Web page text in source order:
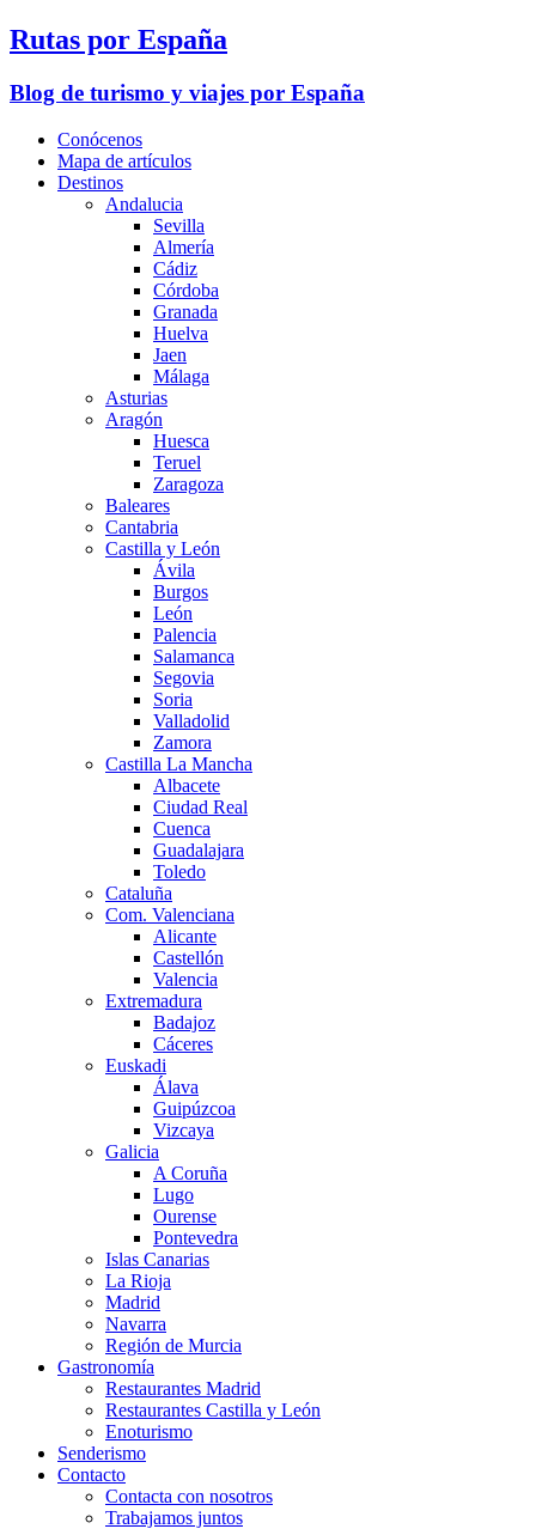
Rutas por España
Blog de turismo y viajes por España
Conócenos
Mapa de artículos
Destinos
Andalucia
Sevilla
Almería
Cádiz
Córdoba
Granada
Huelva
Jaen
Málaga
Asturias
Aragón
Huesca
Teruel
Zaragoza
Baleares
Cantabria
Castilla y León
Ávila
Burgos
León
Palencia
Salamanca
Segovia
Soria
Valladolid
Zamora
Castilla La Mancha
Albacete
Ciudad Real
Cuenca
Guadalajara
Toledo
Cataluña
Com. Valenciana
Alicante
Castellón
Valencia
Extremadura
Badajoz
Cáceres
Euskadi
Álava
Guipúzcoa
Vizcaya
Galicia
A Coruña
Lugo
Ourense
Pontevedra
Islas Canarias
La Rioja
Madrid
Navarra
Región de Murcia
Gastronomía
Restaurantes Madrid
Restaurantes Castilla y León
Enoturismo
Senderismo
Contacto
Contacta con nosotros
Trabajamos juntos